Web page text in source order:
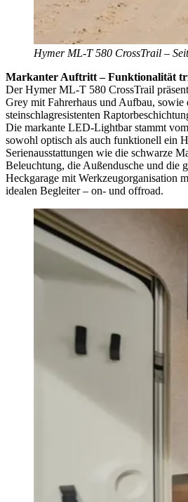
Hymer ML-T 580 CrossTrail –
Markanter Auftritt – Funktionalität
Der Hymer ML-T 580 CrossTrail
Grey mit Fahrerhaus und Aufbau, sowie
steinschlagresistenten
Die markante LED-Lightbar stammt
sowohl optisch als auch funktionell ein
Serienausstattungen wie die schwarze
Beleuchtung, die Außendusche und die
Heckgarage mit Werkzeugorganisation
idealen Begleiter – on- und offroad.